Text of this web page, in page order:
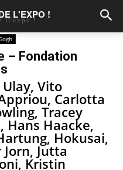
L'EXPO !
l\'expo !
– Fondation
Vito
Carlotta
Tracey
Hans Haacke,
Hokusai,
Jutta
Kristin